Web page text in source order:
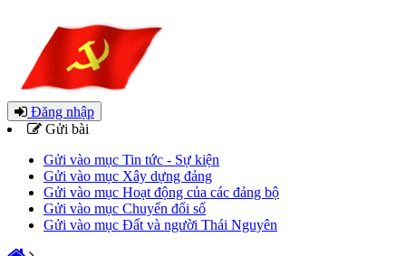
Đăng nhập
Gửi bài
Gửi vào mục Tin tức - Sự kiện
Gửi vào mục Xây dựng đảng
Gửi vào mục Hoạt động của các đảng bộ
Gửi vào mục Chuyển đổi số
Gửi vào mục Đất và người Thái Nguyên